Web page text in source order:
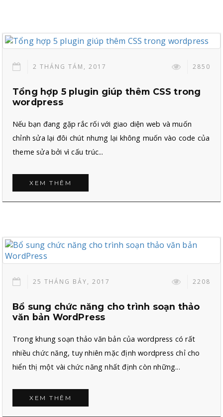
2 THÁNG TÁM, 2017 2850
Tổng hợp 5 plugin giúp thêm CSS trong
wordpress
Nếu bạn đang gặp rắc rối với giao diện web và muốn
chỉnh sửa lại đôi chút nhưng lại không muốn vào code của
theme sửa bởi vì cấu trúc...
XEM THÊM
25 THÁNG BẢY, 2017 2208
Bổ sung chức năng cho trình soạn thảo
văn bản WordPress
Trong khung soạn thảo văn bản của wordpress có rất
nhiều chức năng, tuy nhiên mặc định wordpress chỉ cho
hiển thị một vài chức năng nhất định còn những...
XEM THÊM